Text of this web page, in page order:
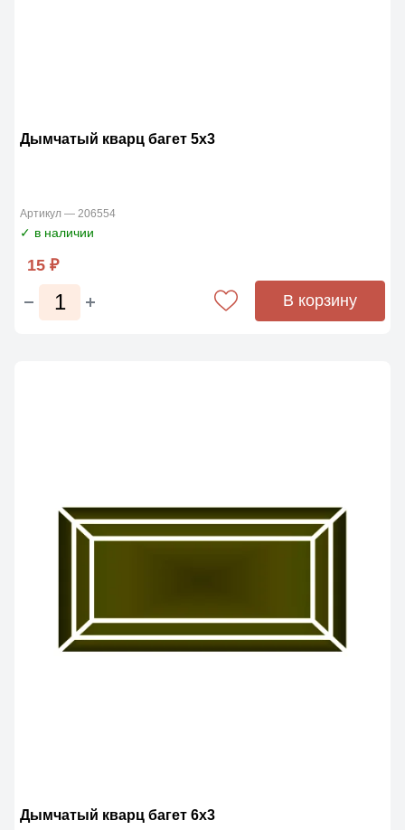
Дымчатый кварц багет 5х3
Артикул — 206554
✓ в наличии
15 ₽
В корзину
Дымчатый кварц багет 6х3